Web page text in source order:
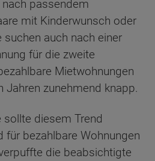
passendem
mit Kinderwunsch oder
suchen auch nach einer
für die zweite
Mietwohnungen
Jahren zunehmend knapp.
diesem Trend
für bezahlbare Wohnungen
die beabsichtigte